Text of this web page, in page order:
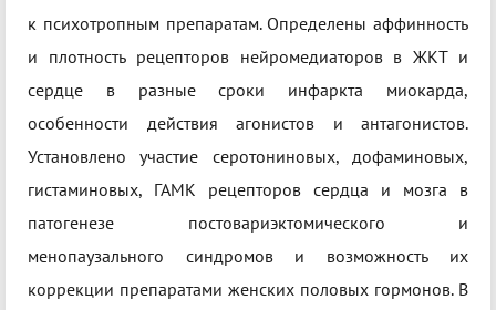
к психотропным препаратам. Определены аффинность
и плотность рецепторов нейромедиаторов в ЖКТ и
сердце в разные сроки инфаркта миокарда,
особенности действия агонистов и антагонистов.
Установлено участие серотониновых, дофаминовых,
гистаминовых, ГАМК рецепторов сердца и мозга в
патогенезе постовариэктомического и
менопаузального синдромов и возможность их
коррекции препаратами женских половых гормонов. В